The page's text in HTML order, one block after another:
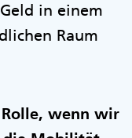
in einem
Raum
wenn wir